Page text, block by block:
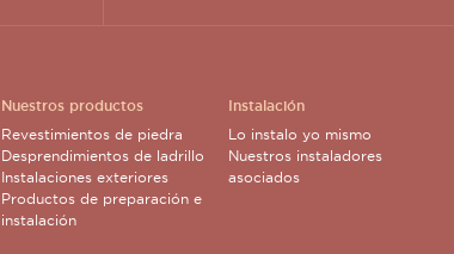
Nuestros productos
Revestimientos de piedra
Desprendimientos de ladrillo
Instalaciones exteriores
Productos de preparación e
instalación
Instalación
Lo instalo yo mismo
Nuestros instaladores
asociados